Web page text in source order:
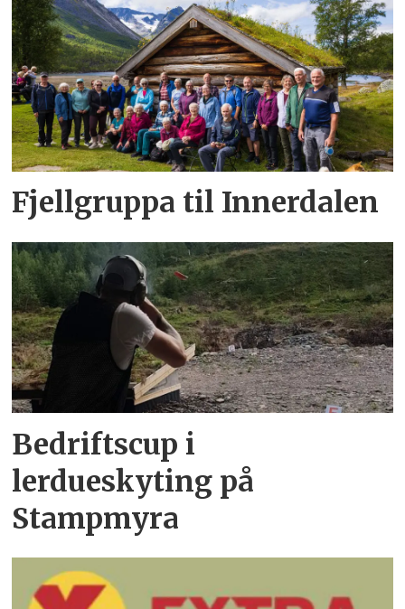
Fjellgruppa til Innerdalen
Bedriftscup i
lerdueskyting på
Stampmyra